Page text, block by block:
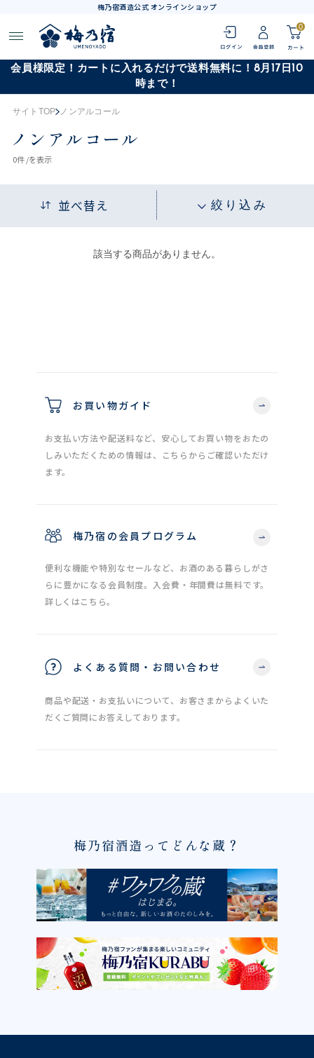
梅乃宿酒造公式 オンラインショップ
0
会員様限定！カートに入れるだけで送料無料に！8月17日10
時まで！
サイトTOP ノンアルコール
ノンアルコール
0件 /を表示
並べ替え 絞り込み
該当する商品がありません。
お買い物ガイド
お支払い方法や配送料など、安心してお買い物をおたの
しみいただくための情報は、こちらからご確認いただけ
ます。
梅乃宿の会員プログラム
便利な機能や特別なセールなど、お酒のある暮らしがさ
らに豊かになる会員制度。入会費・年間費は無料です。
詳しくはこちら。
よくある質問・お問い合わせ
商品や配送・お支払いについて、お客さまからよくいた
だくご質問にお答えしております。
梅乃宿酒造ってどんな蔵？